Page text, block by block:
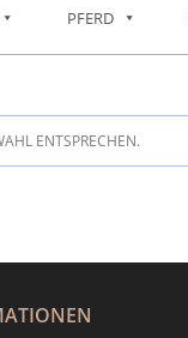
PFERD
ENTSPRECHEN.